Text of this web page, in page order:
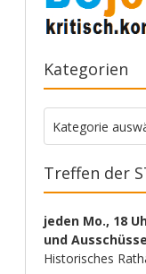
Kategorien
Kategorien
Kategorie
Treffen der
jeden Mo., 18
und Ausschüsse
Historisches